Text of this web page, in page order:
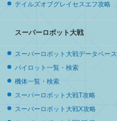
テイルズオブグレイセスエフ攻略
スーパーロボット大戦
スーパーロボット大戦データベース
パイロット一覧・検索
機体一覧・検索
スーパーロボット大戦T攻略
スーパーロボット大戦X攻略